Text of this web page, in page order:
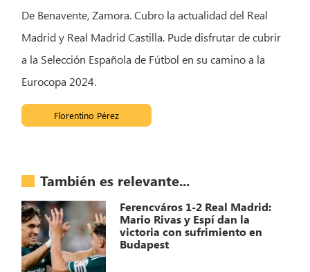
De Benavente, Zamora. Cubro la actualidad del Real
Madrid y Real Madrid Castilla. Pude disfrutar de cubrir
a la Selección Española de Fútbol en su camino a la
Eurocopa 2024.
Florentino Pérez
También es relevante...
Ferencváros 1-2 Real Madrid:
Mario Rivas y Espí dan la
victoria con sufrimiento en
Budapest